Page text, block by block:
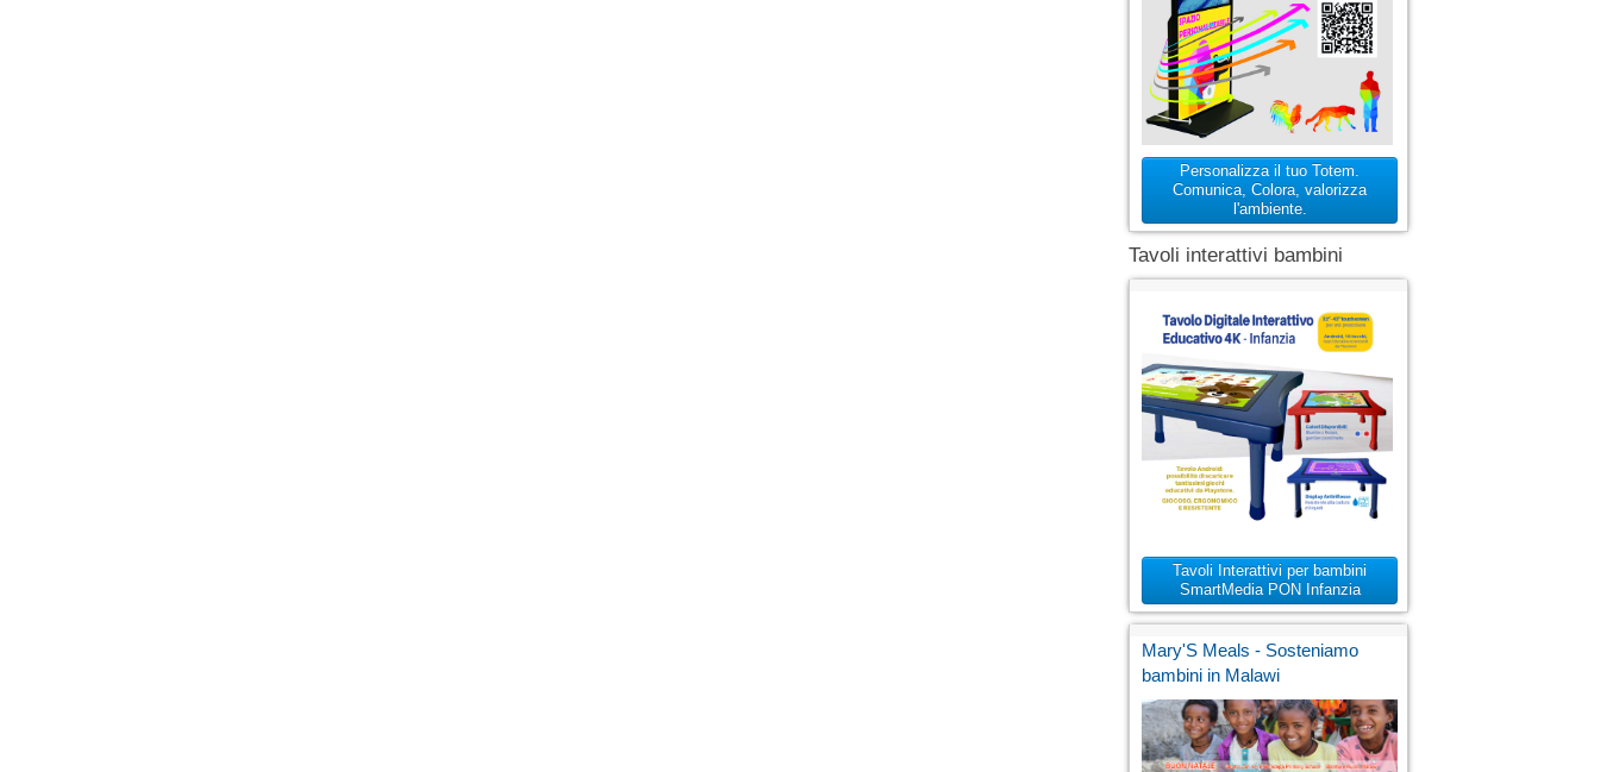
Personalizza il tuo Totem.
Comunica, Colora, valorizza
l'ambiente.
Tavoli interattivi bambini
Tavoli Interattivi per bambini
SmartMedia PON Infanzia
Mary'S Meals - Sosteniamo
bambini in Malawi